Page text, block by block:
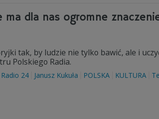
dla nas ogromne
tak, by ludzie nie tylko bawić, ale i
Polskiego Radia.
24 Janusz Kukuła POLSKA KULTURA